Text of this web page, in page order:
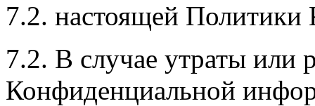
7.2. настоящей Политики
7.2. В случае утраты или
Конфиденциальной